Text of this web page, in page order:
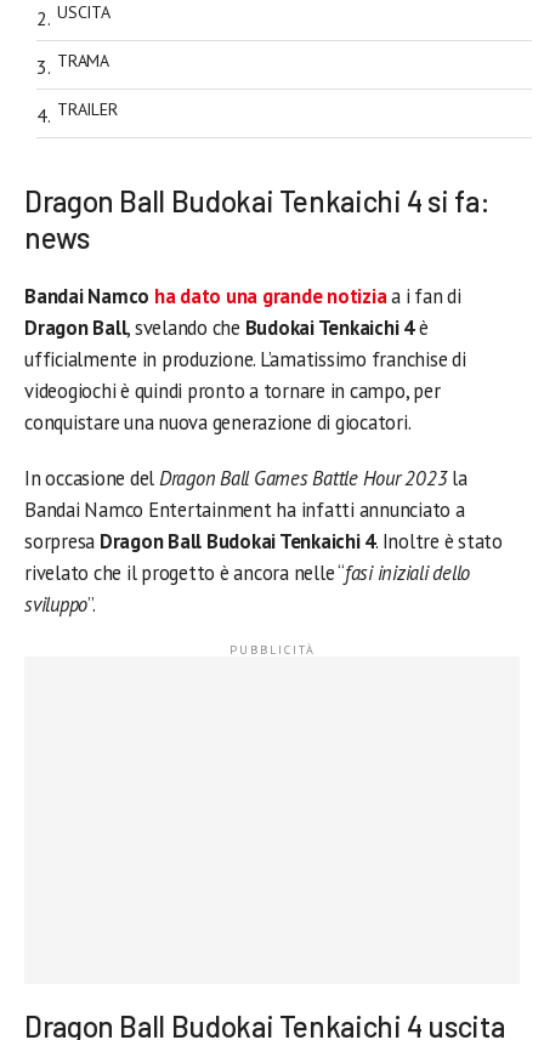
USCITA
TRAMA
TRAILER
Dragon Ball Budokai Tenkaichi 4 si fa:
news
Bandai Namco ha dato una grande notiziaa i fan di
Dragon Ball, svelando che Budokai Tenkaichi 4è
ufficialmente in produzione. L’amatissimo franchise di
videogiochi è quindi pronto a tornare in campo, per
conquistare una nuova generazione di giocatori.
In occasione delDragon Ball Games Battle Hour 2023la
Bandai Namco Entertainment ha infatti annunciato a
sorpresa Dragon Ball Budokai Tenkaichi 4. Inoltre è stato
rivelato che il progetto è ancora nelle “fasi iniziali dello
sviluppo”.
Dragon Ball Budokai Tenkaichi 4 uscita